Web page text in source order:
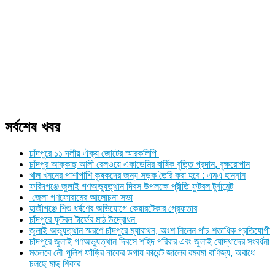
সর্বশেষ খবর
চাঁদপুরে ১১ দলীয় ঐক্য জোটের স্মারকলিপি
চাঁদপুর আক্কাছ আলী রেলওয়ে একাডেমির বার্ষিক বৃত্তি প্রদান, বৃক্ষরোপান
খাল খননের পাশাপাশি কৃষকদের জন্য সড়ক তৈরি করা হবে : এমএ হান্নান
ফরিদগঞ্জে জুলাই গণঅভ্যুত্থান দিবস উপলক্ষে প্রীতি ফুটবল টুর্নামেন্ট
জেলা গণফোরামের আলোচনা সভা
হাজীগঞ্জে শিশু ধর্ষণের অভিযোগে কেয়ারটেকার গ্রেফতার
চাঁদপুরে ফুটবল টার্ফের মাঠ উদ্বোধন
জুলাই অভ্যুত্থান স্মরণে চাঁদপুরে ম্যারাথন, অংশ নিলেন পাঁচ শতাধিক প্রতিযোগী
চাঁদপুরে জুলাই গণঅভ্যুত্থান দিবসে শহিদ পরিবার এবং জুলাই যোদ্ধাদের সংবর্ধনা
মতলবে নৌ পুলিশ ফাঁড়ির নাকের ডগায় কারেন্ট জালের রমরমা বাণিজ্য, অবাধে
চলছে মাছ শিকার